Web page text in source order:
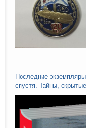
Последние
спустя. Тайны,